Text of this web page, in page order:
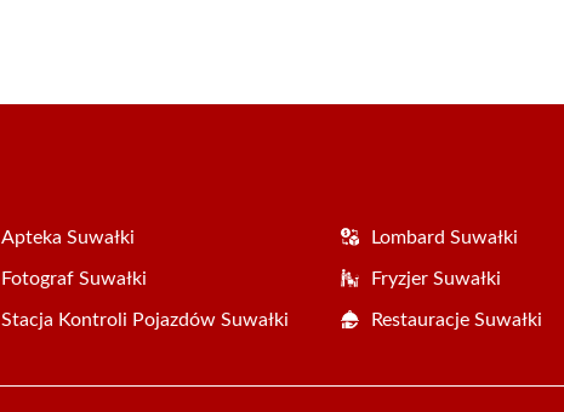
Apteka Suwałki Lombard Suwałki
Fotograf Suwałki Fryzjer Suwałki
Stacja Kontroli Pojazdów Suwałki Restauracje Suwałki